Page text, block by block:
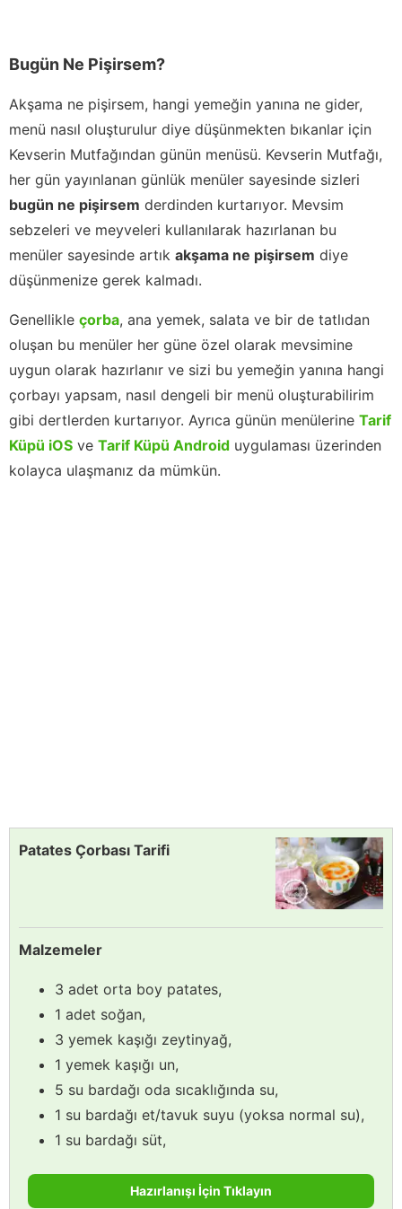
Bugün Ne Pişirsem?
Akşama ne pişirsem, hangi yemeğin yanına ne gider,
menü nasıl oluşturulur diye düşünmekten bıkanlar için
Kevserin Mutfağından günün menüsü. Kevserin Mutfağı,
her gün yayınlanan günlük menüler sayesinde sizleri
bugün ne pişirsem derdinden kurtarıyor. Mevsim
sebzeleri ve meyveleri kullanılarak hazırlanan bu
menüler sayesinde artık akşama ne pişirsem diye
düşünmenize gerek kalmadı.
Genellikle çorba, ana yemek, salata ve bir de tatlıdan
oluşan bu menüler her güne özel olarak mevsimine
uygun olarak hazırlanır ve sizi bu yemeğin yanına hangi
çorbayı yapsam, nasıl dengeli bir menü oluşturabilirim
gibi dertlerden kurtarıyor. Ayrıca günün menülerine Tarif
Küpü iOS ve Tarif Küpü Android uygulaması üzerinden
kolayca ulaşmanız da mümkün.
Patates Çorbası Tarifi
Malzemeler
3 adet orta boy patates,
1 adet soğan,
3 yemek kaşığı zeytinyağ,
1 yemek kaşığı un,
5 su bardağı oda sıcaklığında su,
1 su bardağı et/tavuk suyu (yoksa normal su),
1 su bardağı süt,
Hazırlanışı İçin Tıklayın